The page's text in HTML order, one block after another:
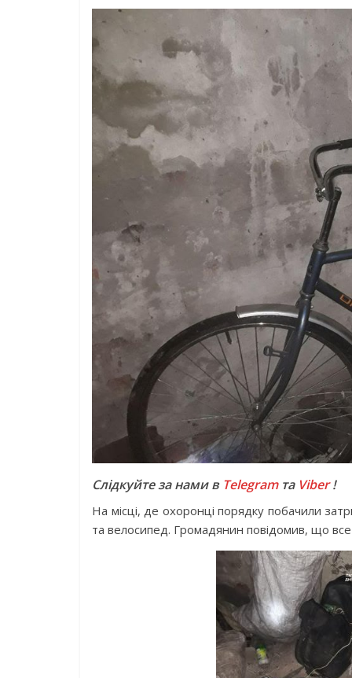
Слідкуйте за нами в Telegramта Viber!
На місці, де охоронці порядку побачили
та велосипед. Громадянин повідомив, що все